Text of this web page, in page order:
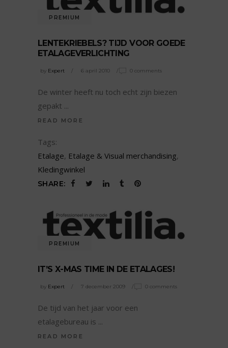
PREMIUM
LENTEKRIEBELS? TIJD VOOR GOEDE
ETALAGEVERLICHTING
by Expert 6 april 2010 0 comments
De winter heeft nu toch echt zijn biezen
gepakt
READ MORE
Tags:
Etalage, Etalage & Visual merchandising,
Kledingwinkel
SHARE:
PREMIUM
IT’S X-MAS TIME IN DE ETALAGES!
by Expert 7 december 2009 0 comments
De tijd van het jaar voor een
etalagebureau is
READ MORE